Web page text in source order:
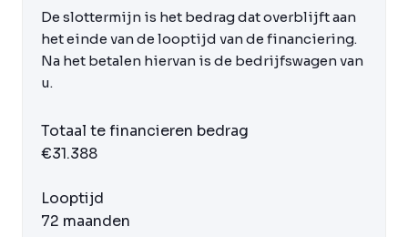
De slottermijn is het bedrag dat overblijft aan
het einde van de looptijd van de financiering.
Na het betalen hiervan is de bedrijfswagen van
u.
Totaal te financieren bedrag
€31.388
Looptijd
72 maanden